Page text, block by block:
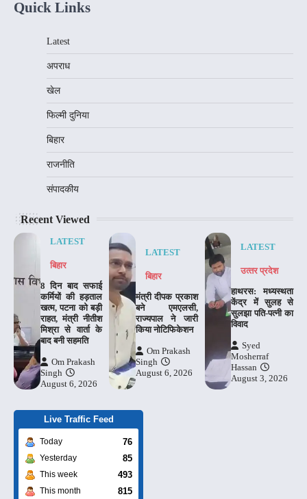
Quick Links
Latest
अपराध
खेल
फिल्मी दुनिया
बिहार
राजनीति
संपादकीय
Recent Viewed
LATEST
बिहार
8 दिन बाद सफाई
कर्मियों की हड़ताल
खत्म, पटना को बड़ी
राहत, मंत्री नीतीश
मिश्रा से वार्ता के
बाद बनी सहमति
Om Prakash
Singh
August 6, 2026
LATEST
बिहार
मंत्री दीपक प्रकाश
बने एमएलसी,
राज्यपाल ने जारी
किया नोटिफिकेशन
Om Prakash
Singh
August 6, 2026
LATEST
उत्‍तर प्रदेश
हाथरस: मध्यस्थता
केंद्र में सुलह से
सुलझा पति-पत्नी का
विवाद
Syed
Mosherraf
Hassan
August 3, 2026
Live Traffic Feed
Today 76
Yesterday 85
This week 493
This month 815